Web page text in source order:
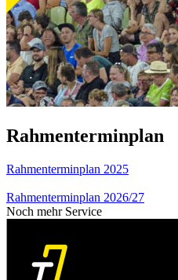
Rahmenterminplan
Rahmenterminplan 2025
Rahmenterminplan 2026/27
Noch mehr Service